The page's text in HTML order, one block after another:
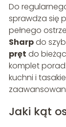
Do
sprawdza się
pełnego
Sharpdo
pręt do
komplet
kuchni i
Jaki kąt